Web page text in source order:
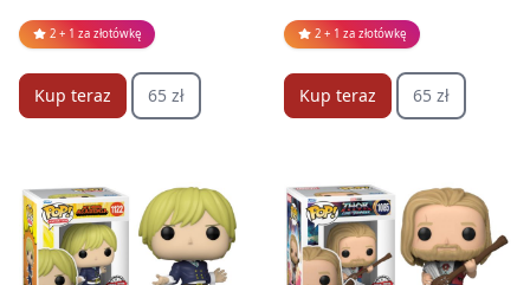
2 + 1 za złotówkę
Kup teraz 65 zł
2 + 1 za złotówkę
Kup teraz 65 zł